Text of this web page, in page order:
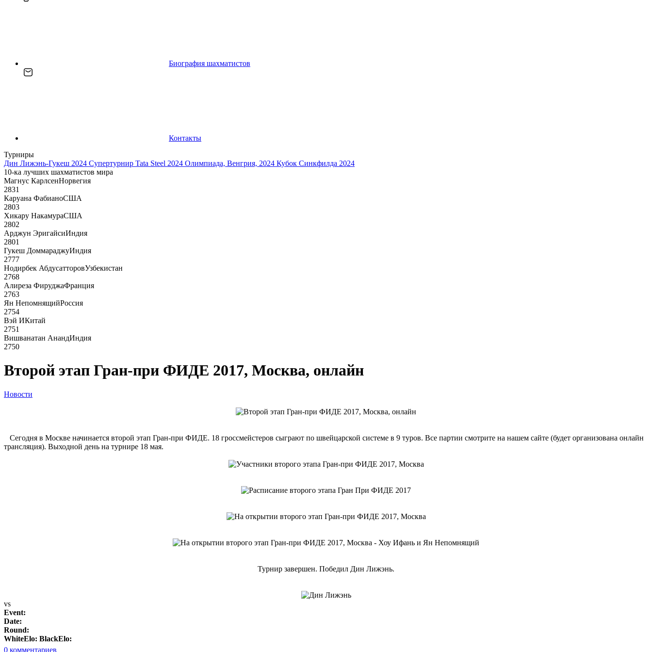
Биография шахматистов
Контакты
Турниры
Дин Лижэнь-Гукеш 2024 Супертурнир Tata Steel 2024 Олимпиада, Венгрия, 2024 Кубок Синкфилда 2024
10-ка лучших шахматистов мира
Магнус КарлсенНорвегия
2831
Каруана ФабианоСША
2803
Хикару НакамураСША
2802
Арджун ЭригайсиИндия
2801
Гукеш ДоммараджуИндия
2777
Нодирбек АбдусатторовУзбекистан
2768
Алиреза ФируджаФранция
2763
Ян НепомнящийРоссия
2754
Вэй ИКитай
2751
Вишванатан АнандИндия
2750
Второй этап Гран-при ФИДЕ 2017, Москва, онлайн
Новости
Сегодня в Москве начинается второй этап Гран-при ФИДЕ. 18 гроссмейстеров сыграют по швейцарской системе в 9 туров. Все партии смотрите на нашем сайте (будет организована онлайн
трансляция). Выходной день на турнире 18 мая.
Турнир завершен. Победил Дин Лижэнь.
vs
Event:
Date:
Round:
WhiteElo: BlackElo:
0 комментариев